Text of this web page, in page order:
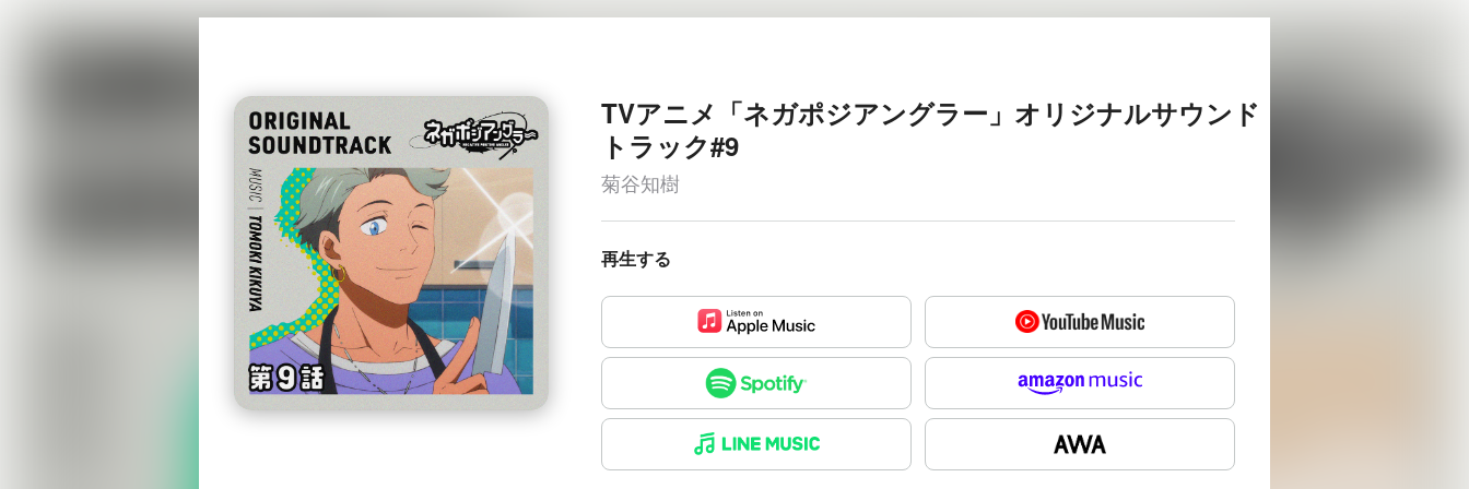
TVアニメ「ネガポジアングラー」オリジナルサウンド
トラック#9
菊谷知樹
再生する